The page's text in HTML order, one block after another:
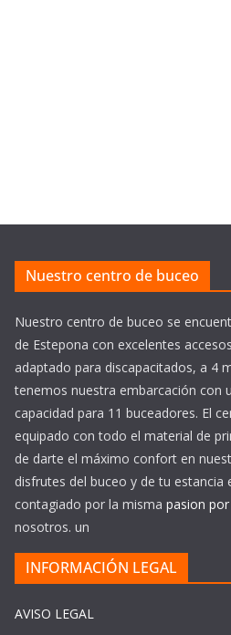
Nuestro centro de buceo
Nuestro centro de buceo se
de Estepona con excelentes
adaptado para discapacitados, a 4
tenemos nuestra embarcación con
capacidad para 11 buceadores. El
equipado con todo el material de
de darte el máximo confort en
disfrutes del buceo y de tu estancia
contagiado por la misma pasion
nosotros. un
INFORMACIÓN LEGAL
AVISO LEGAL